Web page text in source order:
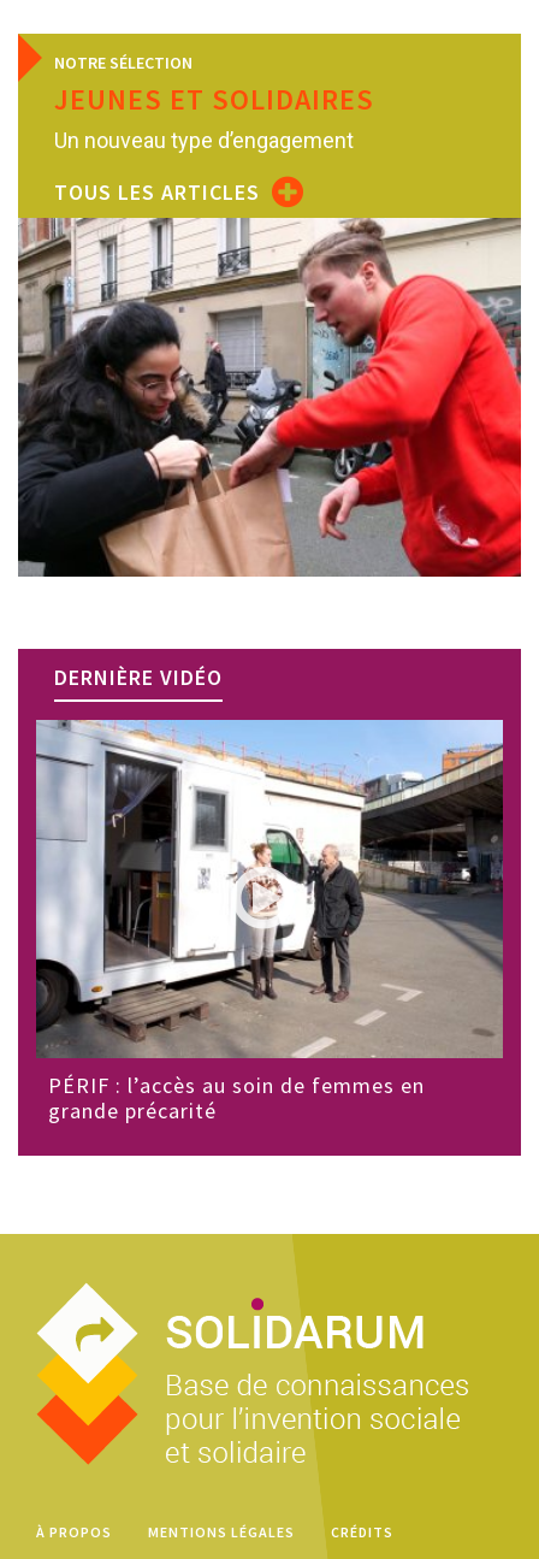
NOTRE SÉLECTION
JEUNES ET SOLIDAIRES
Un nouveau type d’engagement
TOUS LES ARTICLES
DERNIÈRE VIDÉO
PÉRIF : l’accès au soin de femmes en
grande précarité
À PROPOS MENTIONS LÉGALES CRÉDITS